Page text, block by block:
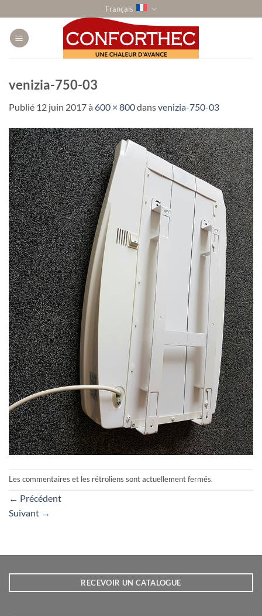
au
contenu
Français
venizia-750-03
Publié 12 juin 2017à 600 × 800dansvenizia-750-03
Les commentaires et les rétroliens sont actuellement fermés.
← Précédent
Suivant →
RECEVOIR UN CATALOGUE